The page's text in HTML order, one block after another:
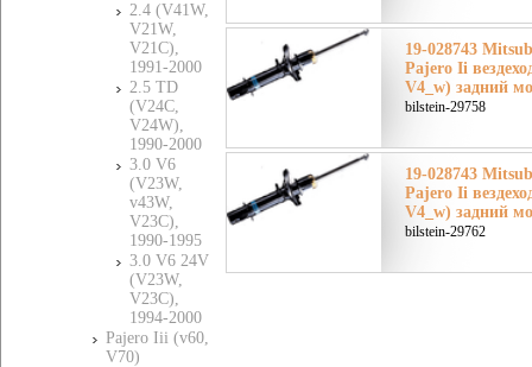
2.4 (V41W,
V21W,
V21C),
1991-2000
2.5 TD
(V24C,
V24W),
1990-2000
3.0 V6
(V23W,
v43W,
V23C),
1990-1995
3.0 V6 24V
(V23W,
V23C),
1994-2000
Pajero Iii (v60,
V70)
19-028743
Pajero Ii
V4_w) задний
bilstein-29758
19-028743
Pajero Ii
V4_w) задний
bilstein-29762